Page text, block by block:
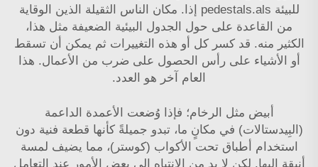
للبيئة pedestals.als إذا. مكان الناس الثقيلة الذين الوقاية
من القاعدة على حول الجدول البيئية الضعيفة مثل هذا،
الكثير منه. قد كسر كل أو هذه التغييرات ثم يمكن أن تسقط
أو الأشياء على رأس الحصول على ضرب من الأعمال. هذا
العام آخر هو العدد.
أبيض مثل الرخام؛ فإذا وُضعت الأعمدة الداعمة
(البِيدستالات) في مكانٍ ما، تبدو جميلةً كأنها قطعة فنية دون
استخدام أطباق تحت الأكواب (كوستر)، مما يضيف لمسة
أنيقة إليها. لكن لا بد من الانتباه إلى بعض الأمور عند التعامل